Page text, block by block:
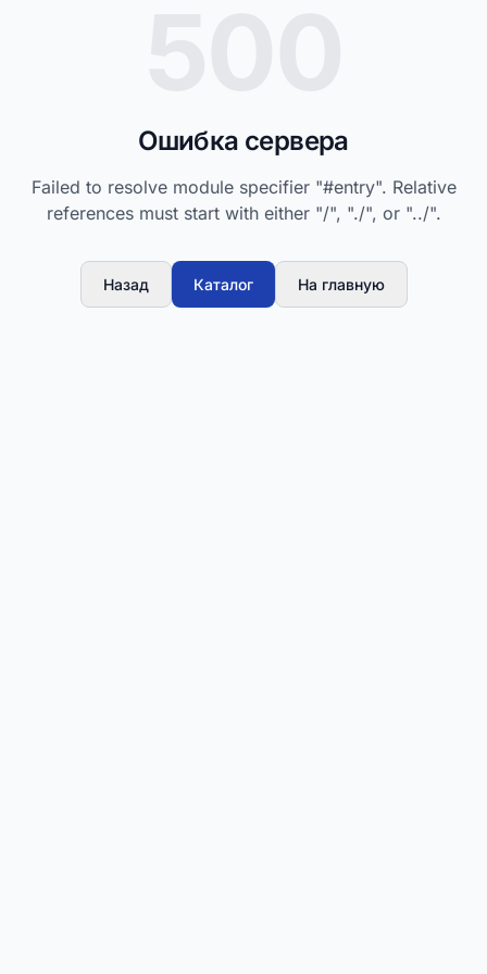
Ошибка сервера
Failed to resolve module specifier "#entry". Relative
references must start with either "/", "./", or "../".
Назад Каталог На главную